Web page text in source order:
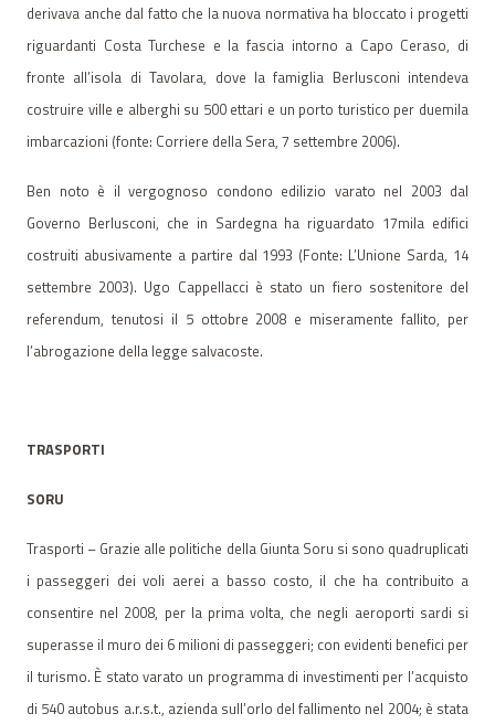
derivava anche dal fatto che la nuova normativa ha bloccato i progetti
riguardanti Costa Turchese e la fascia intorno a Capo Ceraso, di
fronte all’isola di Tavolara, dove la famiglia Berlusconi intendeva
costruire ville e alberghi su 500 ettari e un porto turistico per duemila
imbarcazioni (fonte: Corriere della Sera, 7 settembre 2006).
Ben noto è il vergognoso condono edilizio varato nel 2003 dal
Governo Berlusconi, che in Sardegna ha riguardato 17mila edifici
costruiti abusivamente a partire dal 1993 (Fonte: L’Unione Sarda, 14
settembre 2003). Ugo Cappellacci è stato un fiero sostenitore del
referendum, tenutosi il 5 ottobre 2008 e miseramente fallito, per
l’abrogazione della legge salvacoste.
TRASPORTI
SORU
Trasporti – Grazie alle politiche della Giunta Soru si sono quadruplicati
i passeggeri dei voli aerei a basso costo, il che ha contribuito a
consentire nel 2008, per la prima volta, che negli aeroporti sardi si
superasse il muro dei 6 milioni di passeggeri; con evidenti benefici per
il turismo. È stato varato un programma di investimenti per l’acquisto
di 540 autobus a.r.s.t., azienda sull’orlo del fallimento nel 2004; è stata